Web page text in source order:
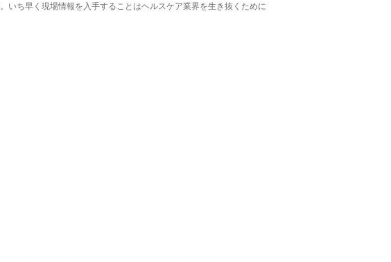
いち早く現場情報を入手することはヘルスケア業界を生き抜くために